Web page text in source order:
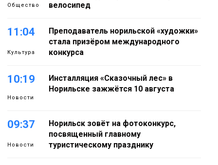
Общество
велосипед
11:04
Культура
Преподаватель норильской «художки»
стала призёром международного
конкурса
10:19
Новости
Инсталляция «Сказочный лес» в
Норильске зажжётся 10 августа
09:37
Новости
Норильск зовёт на фотоконкурс,
посвященный главному
туристическому празднику